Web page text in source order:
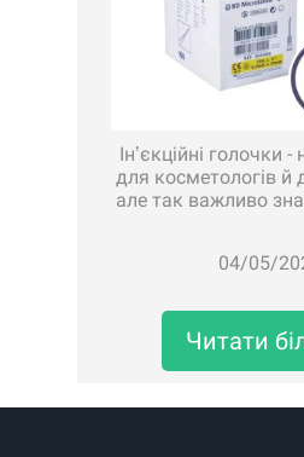
Інʼєкційні голочки -
для косметологів й
але так важливо
04/05/
Читати